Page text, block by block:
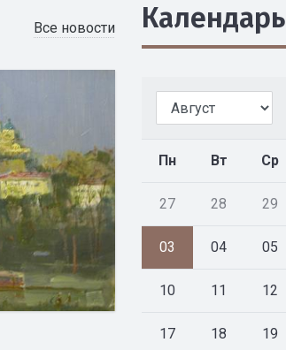
Все новости Календарь
Пн Вт Ср
27 28 29
03 04 05
10 11 12
17 18 19